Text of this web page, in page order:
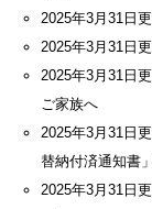
2025年3月31日
2025年3月31日
2025年3月31日
ご家族へ
2025年3月31日
替納付済通知書
2025年3月31日